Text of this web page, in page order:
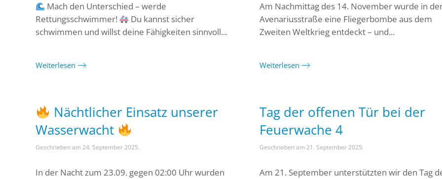
Mach den Unterschied – werde
Rettungsschwimmer!
Du kannst sicher
schwimmen und willst deine Fähigkeiten sinnvoll...
Weiterlesen
Am Nachmittag des 14. November wurde in
Avenariusstraße eine Fliegerbombe aus dem
Zweiten Weltkrieg entdeckt – und...
Weiterlesen
Nächtlicher Einsatz unserer
Wasserwacht
Geschrieben am 24. September 2025.
In der Nacht zum 23.09. gegen 02:00 Uhr wurden
Tag der offenen Tür bei der
Feuerwache 4
Geschrieben am 21. September 2025.
Am 21. September unterstützten wir den Tag